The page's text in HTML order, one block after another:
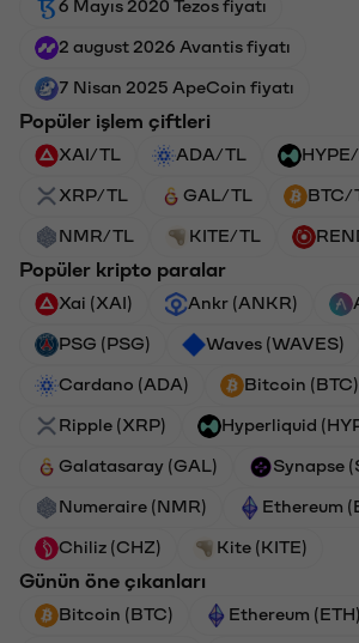
6 Mayıs 2020 Tezos fiyatı
2 august 2026 Avantis fiyatı
7 Nisan 2025 ApeCoin fiyatı
Popüler işlem çiftleri
XAI/TL ADA/TL HYPE/
XRP/TL GAL/TL BTC/
NMR/TL KITE/TL
Popüler kripto paralar
Xai (XAI) Ankr (ANKR)
PSG (PSG) Waves (WAVES)
Cardano (ADA) Bitcoin (BTC)
Ripple (XRP) Hyperliquid
Galatasaray (GAL) Synapse
Numeraire (NMR) Ethereum
Chiliz (CHZ) Kite (KITE)
Günün öne çıkanları
Bitcoin (BTC) Ethereum (ETH)